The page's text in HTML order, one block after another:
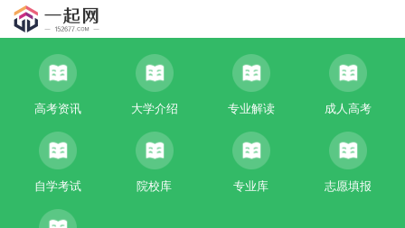
高考资讯 大学介绍 专业解读 成人高考
自学考试 院校库 专业库 志愿填报